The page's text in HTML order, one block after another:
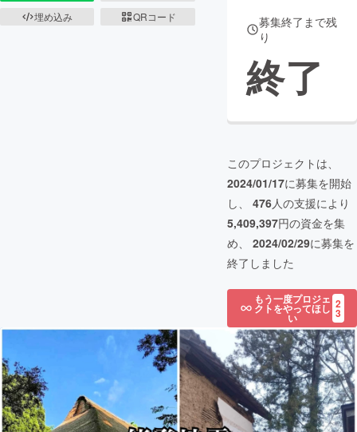
埋め込み
QRコード
募集終了まで残
り
終了
このプロジェクトは、
2024/01/17に募集を開始
し、 476人の支援により
5,409,397円の資金を集
め、 2024/02/29に募集を
終了しました
もう一度プロジェ
クトをやってほし
い
2
3